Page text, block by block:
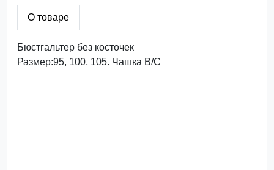
О товаре
Бюстгальтер без косточек
Размер:95, 100, 105. Чашка В/C